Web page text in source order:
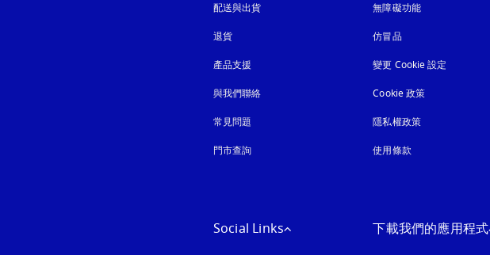
配送與出貨
退貨
產品支援
與我們聯絡
常見問題
門市查詢
無障礙功能以新標籤頁開啟
仿冒品以新標籤頁開啟
變更 Cookie 設定
Cookie 政策
隱私權政策以新標籤頁開啟
使用條款
Social Links 下載我們的應用程式